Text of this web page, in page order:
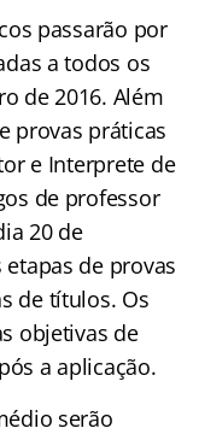
passarão por
a todos os
de 2016. Além
provas práticas
e Interprete de
de professor
20 de
de provas
de títulos. Os
objetivas de
a aplicação.
serão